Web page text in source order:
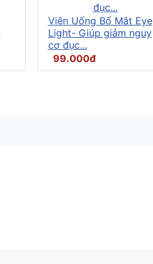
Viên Uống Bổ Mắt Eye
Light- Giúp giảm nguy
cơ đục...
99.000đ